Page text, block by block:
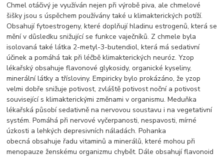
Chmel otáčivý je využíván nejen při výrobě piva, ale chmelové
šišky jsou s úspěchem používány také u klimakterických potíží.
Obsahují fytoestrogeny, které doplňují hladinu estrogenů, která se
mění v důsledku snižující se funkce vaječníků. Z chmele byla
isolovaná také látka 2-metyl-3-butendiol, která má sedativní
účinek a pomáhá tak při léčbě klimakterických neuróz. Yzop
lékařský obsahuje flavonové glykosidy, organické kyseliny,
minerální látky a třísloviny. Empiricky bylo prokázáno, že yzop
velmi dobře snižuje potivost, zvláště potivost noční a potivost
související s klimakterickými změnami v organismu. Meduňka
lékařská působí sedativně na nervovou soustavu i na vegetativní
systém. Pomáhá při nervové vyčerpanosti, nespavosti, mírné
úzkosti a lehkých depresivních náladách. Pohanka
obecná obsahuje řadu vitaminů a minerálů, které mohou při
menopauze ženskému organizmu chybět. Dále obsahují flavonoid